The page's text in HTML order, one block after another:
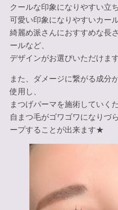
クールな印象になりやすい立
可愛い印象になりやすいカー
綺麗め派さんにおすすめな長
ールなど、
デザインがお選びいただけま
また、ダメージに繋がる成分
使用し、
まつげパーマを施術していくた
自まつ毛がゴワゴワになりづ
ープすることが出来ます★